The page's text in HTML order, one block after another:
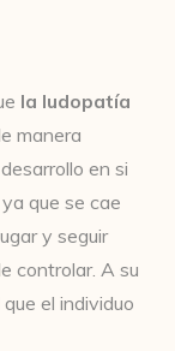
la ludopatía
manera
en si
ya que se cae
y seguir
controlar. A su
el individuo